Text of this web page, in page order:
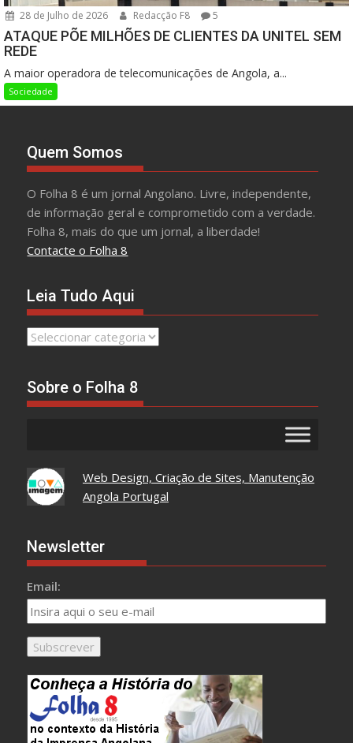
28 de Julho de 2026 Redacção F8 5
ATAQUE PÕE MILHÕES DE CLIENTES DA UNITEL SEM
REDE
A maior operadora de telecomunicações de Angola, a...
Sociedade
Quem Somos
O Folha 8 é um jornal Angolano. Livre, independente,
de informação geral e comprometido com a verdade.
Folha 8, mais do que um jornal, a liberdade!
Contacte o Folha 8
Leia Tudo Aqui
Leia
Sobre o Folha 8
Web Design, Criação de Sites, Manutenção
Angola Portugal
Newsletter
Email: